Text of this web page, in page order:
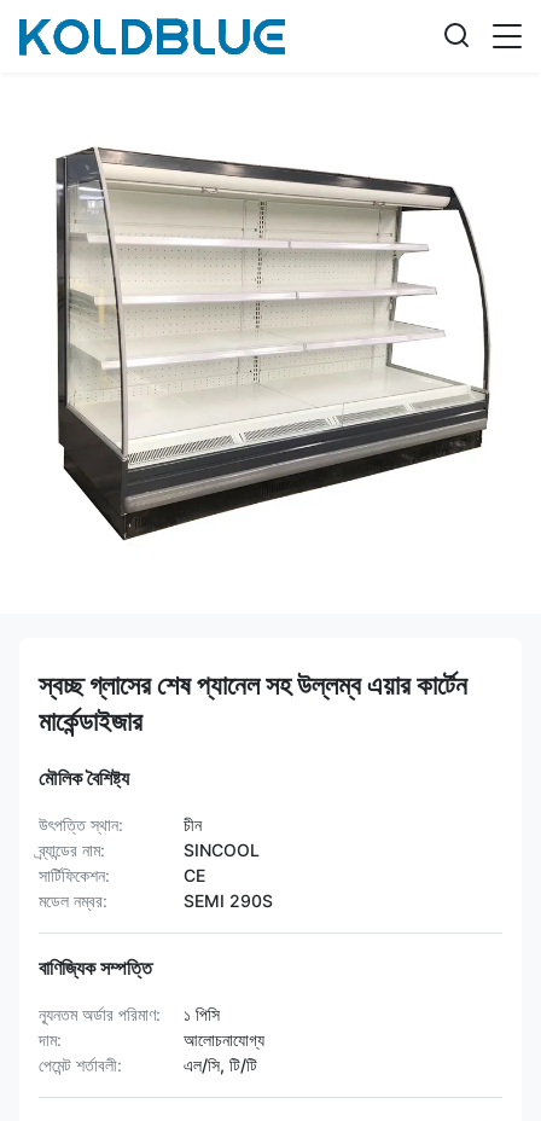
স্বচ্ছ গ্লাসের শেষ প্যানেল সহ উল্লম্ব এয়ার কার্টেন
মার্কেন্ডাইজার
মৌলিক বৈশিষ্ট্য
উৎপত্তি স্থান:
চীন
ব্র্যান্ডের নাম:
SINCOOL
সার্টিফিকেশন:
CE
মডেল নম্বর:
SEMI 290S
বাণিজ্যিক সম্পত্তি
ন্যূনতম অর্ডার পরিমাণ:
১ পিসি
দাম:
আলোচনাযোগ্য
পেমেন্ট শর্তাবলী:
এল/সি, টি/টি